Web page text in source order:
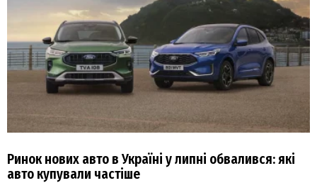
Ринок нових авто в Україні у липні обвалився: які
авто купували частіше